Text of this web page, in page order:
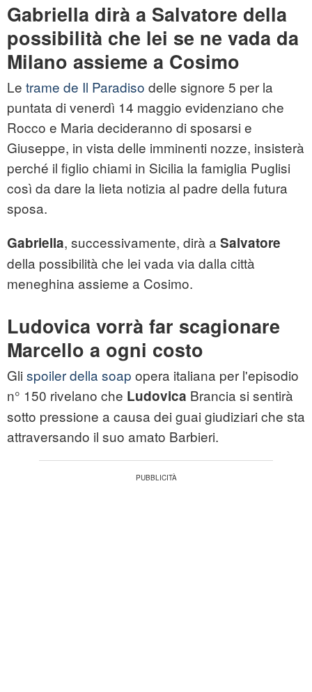
Gabriella dirà a Salvatore della
possibilità che lei se ne vada da
Milano assieme a Cosimo
Le trame de Il Paradiso delle signore 5 per la
puntata di venerdì 14 maggio evidenziano che
Rocco e Maria decideranno di sposarsi e
Giuseppe, in vista delle imminenti nozze, insisterà
perché il figlio chiami in Sicilia la famiglia Puglisi
così da dare la lieta notizia al padre della futura
sposa.
Gabriella, successivamente, dirà a Salvatore
della possibilità che lei vada via dalla città
meneghina assieme a Cosimo.
Ludovica vorrà far scagionare
Marcello a ogni costo
Gli spoiler della soap opera italiana per l'episodio
n° 150 rivelano che Ludovica Brancia si sentirà
sotto pressione a causa dei guai giudiziari che sta
attraversando il suo amato Barbieri.